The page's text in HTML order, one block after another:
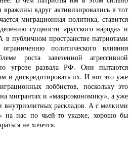
вдруг активизировались в тот
миграционная политика, ставится
сущности «русского народа» и
публичном пространстве патриотами
политического влияния
роста завезенной агрессивной
угрозе развала РФ. Они пытаются
и дискредитировать их. И вот это уже
лоббистов, поскольку это
мигрантах и «макроэкономику», а уже
раскладов. А с мелкими
на нас по чьей-то указке, хорошо бы
не хочется.